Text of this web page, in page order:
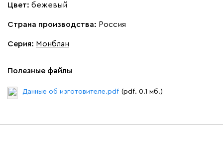
Цвет: бежевый
Страна производства: Россия
Серия: Монблан
Полезные файлы
Данные об изготовителе.pdf (pdf. 0.1 мб.)